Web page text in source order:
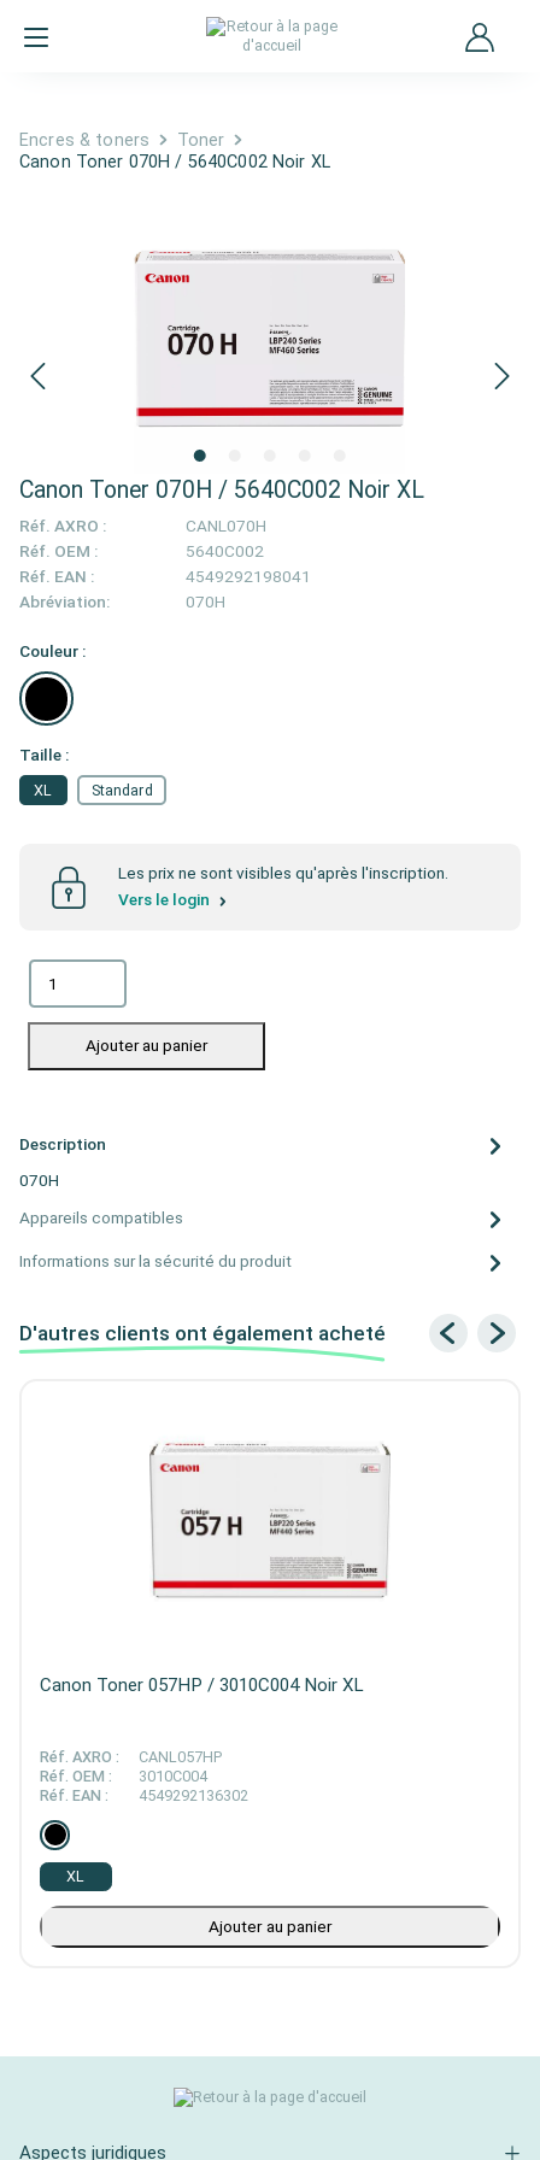
Encres & toners
Toner
Canon Toner 070H / 5640C002 Noir XL
Canon Toner 070H / 5640C002 Noir XL
Réf. AXRO :
CANL070H
Réf. OEM :
5640C002
Réf. EAN :
4549292198041
Abréviation:
070H
Couleur :
Taille :
XL Standard
Les prix ne sont visibles qu'après l'inscription.
Vers le login
Ajouter au panier
Description
070H
Appareils compatibles
Informations sur la sécurité du produit
D'autres clients ont également acheté
Canon Toner 057HP / 3010C004 Noir XL
Réf. AXRO :
CANL057HP
Réf. OEM :
3010C004
Réf. EAN :
4549292136302
XL
Ajouter au panier
Aspects juridiques